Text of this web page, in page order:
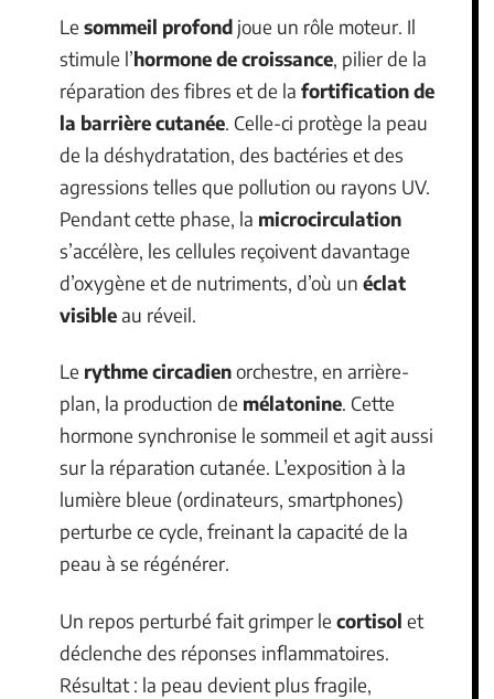
Le sommeil profond joue un rôle moteur. Il
stimule l’hormone de croissance, pilier de la
réparation des fibres et de la fortification de
la barrière cutanée. Celle-ci protège la peau
de la déshydratation, des bactéries et des
agressions telles que pollution ou rayons UV.
Pendant cette phase, la microcirculation
s’accélère, les cellules reçoivent davantage
d’oxygène et de nutriments, d’où un éclat
visibleau réveil.
Le rythme circadienorchestre, en arrière-
plan, la production de mélatonine. Cette
hormone synchronise le sommeil et agit aussi
sur la réparation cutanée. L’exposition à la
lumière bleue (ordinateurs, smartphones)
perturbe ce cycle, freinant la capacité de la
peau à se régénérer.
Un repos perturbé fait grimper le cortisol et
déclenche des réponses inflammatoires.
Résultat : la peau devient plus fragile,